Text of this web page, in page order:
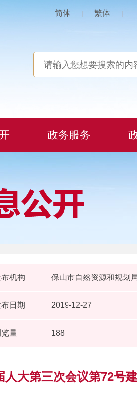
简体 | 繁体 |
政务服务
布机构 保山市自然资源和规划
布日期 2019-12-27
览量 188
大第三次会议第72号